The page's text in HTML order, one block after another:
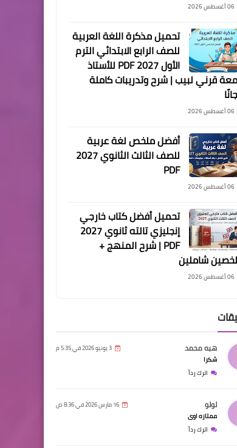
06 أغسطس 2026
تحميل مذكرة اللغة العربية
للصف الرابع الابتدائي الترم
الأول 2027 PDF للأستاذ
قرني لبيب | شرح وتدريبات كاملة
06 أغسطس 2026
أفضل ملخص لغة عربية
للصف الثالث الثانوي 2027
PDF
06 أغسطس 2026
تحميل أفضل كتاب خارجي
إنجليزي تالته ثانوي 2027
PDF | شرح المنهج +
شاملين
06 أغسطس 2026
هبه محمد 3 يونيو 2026 في 5:35 م
شكرا
اترك رداً
لولو 16 مارس 2026 في 8:36 ص
ممتازه اوى
اترك رداً